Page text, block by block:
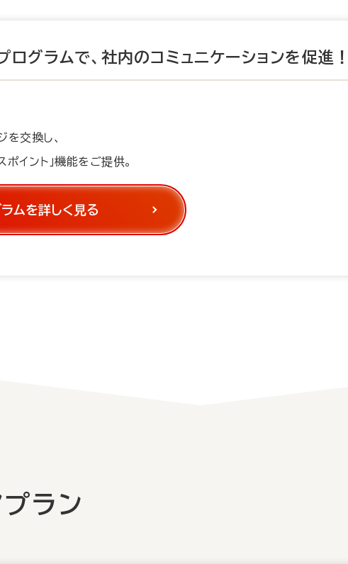
ログラムで、 社内のコミュニケーションを促進！
を交換し、
イント」機能をご提供。
ムを詳しく見る
ラン